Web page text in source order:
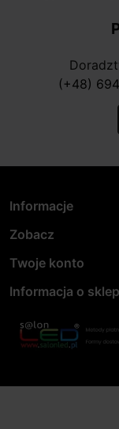
(+48)
Informacje
Zobacz
Twoje konto
Informacja o